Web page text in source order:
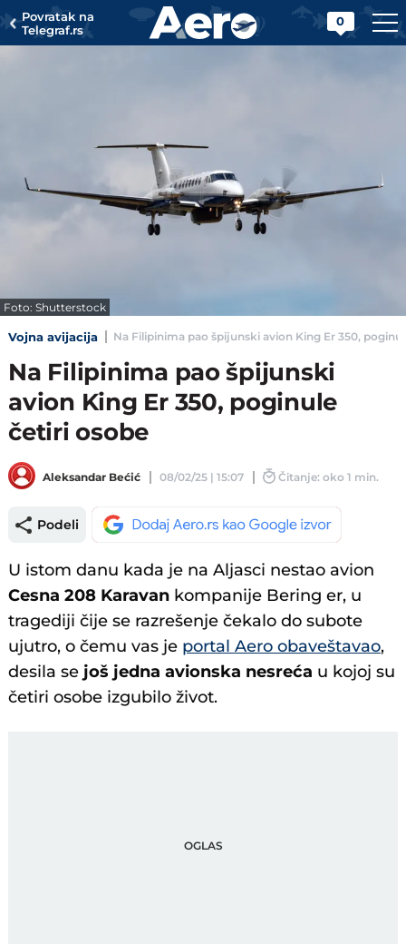
Povratak na
Telegraf.rs
0
Foto: Shutterstock
Vojna avijacija Na Filipinima pao špijunski avion King Er 350,
Na Filipinima pao špijunski
avion King Er 350, poginule
četiri osobe
Aleksandar Bećić 08/02/25 | 15:07 Čitanje: oko 1 min.
Podeli
U istom danu kada je na Aljasci nestao avion
Cesna 208 Karavan kompanije Bering er, u
tragediji čije se razrešenje čekalo do subote
ujutro, o čemu vas je portal Aero obaveštavao,
desila se još jedna avionska nesreća u kojoj su
četiri osobe izgubilo život.